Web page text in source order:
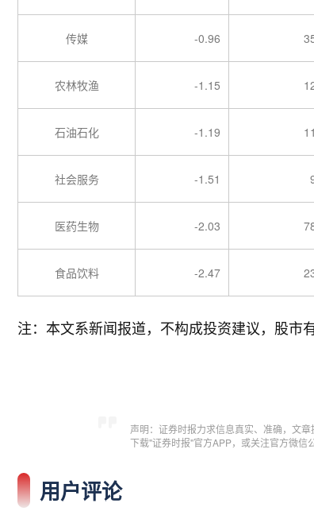
传媒 -0.96
农林牧渔 -1.15
石油石化 -1.19
社会服务 -1.51
医药生物 -2.03
食品饮料 -2.47
注：本文系新闻报道，不构成投资建议，股市
声明：证券时报力求信息真实、准确，文
下载"证券时报"官方APP，或关注官方微信
用户评论